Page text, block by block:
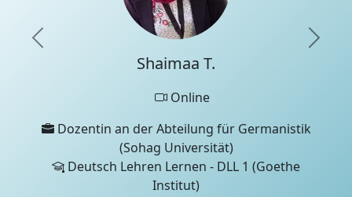
Shaimaa T.
Online
Dozentin an der Abteilung für Germanistik
(Sohag Universität)
Deutsch Lehren Lernen - DLL 1 (Goethe
Institut)
Weiterempfehlung
Professionalität
Diese Bewertung wurde von einem LinguaProf-
Bewerbungsgesprächs verfasst.
Previous